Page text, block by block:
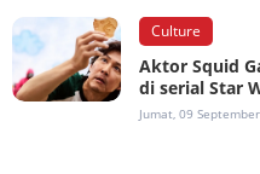
Culture
Aktor Squid
di serial Star
Jumat, 09